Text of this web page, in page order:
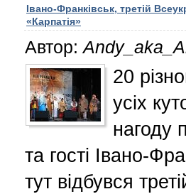
Івано-Франківськ, третій
«Карпатія»
Автор:
20
усіх
нагоду
та гості Івано-
тут відбувся